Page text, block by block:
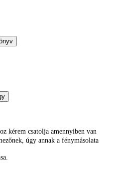
kérem csatolja amennyiben van
úgy annak a fénymásolata